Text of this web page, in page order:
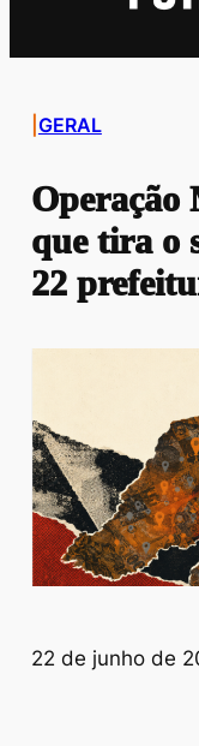
GERAL
Operação
que tira o
22
22 de junho de